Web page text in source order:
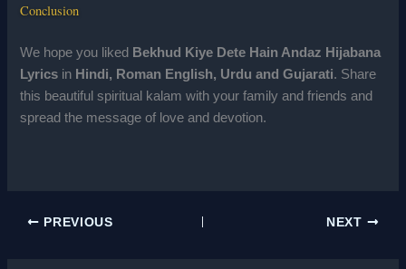
Conclusion
We hope you liked Bekhud Kiye Dete Hain Andaz Hijabana
Lyrics in Hindi, Roman English, Urdu and Gujarati. Share
this beautiful spiritual kalam with your family and friends and
spread the message of love and devotion.
PREVIOUS NEXT